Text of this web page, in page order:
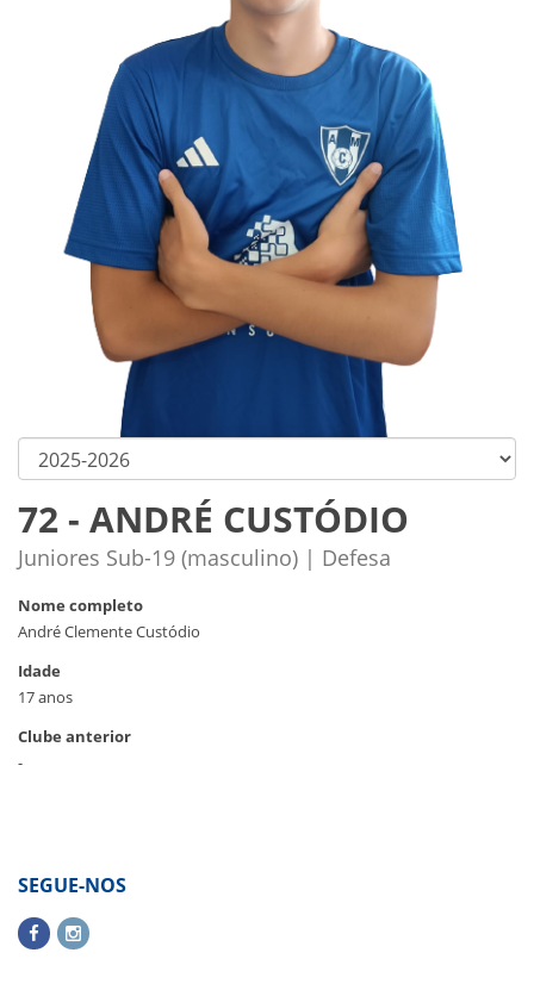
72 - ANDRÉ CUSTÓDIO
Juniores Sub-19 (masculino) | Defesa
Nome completo
André Clemente Custódio
Idade
17 anos
Clube anterior
-
SEGUE-NOS